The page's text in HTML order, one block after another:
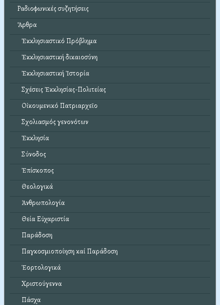
Ραδιοφωνικές συζητήσεις
Ἄρθρα
Ἐκκλησιαστικό Πρόβλημα
Ἐκκλησιαστική δικαιοσύνη
Ἐκκλησιαστική Ἱστορία
Σχέσεις Ἐκκλησίας-Πολιτείας
Οἰκουμενικό Πατριαρχεῖο
Σχολιασμός γενονότων
Ἐκκλησία
Σύνοδος
Ἐπίσκοπος
Θεολογικά
Ἀνθρωπολογία
Θεία Εὐχαριστία
Παράδοση
Παγκοσμιοποίηση καί Παράδοση
Ἑορτολογικά
Χριστούγεννα
Πάσχα